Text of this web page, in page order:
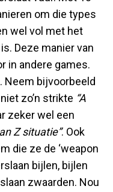
om die types
wel vol met het
Deze manier van
in andere games.
Neem bijvoorbeeld
zo’n strikte “A
zeker wel een
Z situatie”. Ook
die ze de ‘weapon
bijlen, bijlen
zwaarden. Nou